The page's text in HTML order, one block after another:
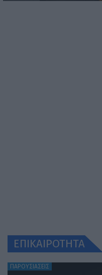
ΕΠΙΚΑΙΡΟΤΗΤΑ
ΠΑΡΟΥΣΙΑΣΕΙΣ